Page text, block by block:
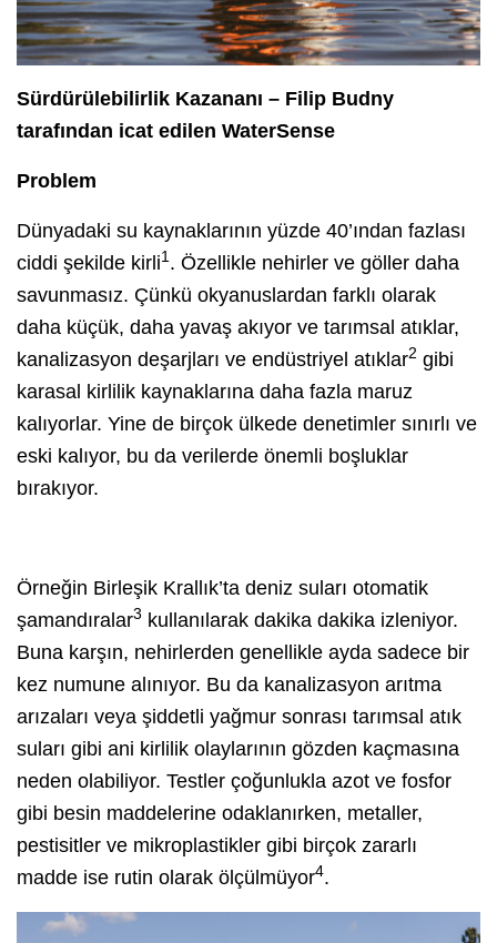
Sürdürülebilirlik Kazananı – Filip Budny
tarafından icat edilen WaterSense
Problem
Dünyadaki su kaynaklarının yüzde 40’ından fazlası
ciddi şekilde kirli1. Özellikle nehirler ve göller daha
savunmasız. Çünkü okyanuslardan farklı olarak
daha küçük, daha yavaş akıyor ve tarımsal atıklar,
kanalizasyon deşarjları ve endüstriyel atıklar2 gibi
karasal kirlilik kaynaklarına daha fazla maruz
kalıyorlar. Yine de birçok ülkede denetimler sınırlı ve
eski kalıyor, bu da verilerde önemli boşluklar
bırakıyor.
Örneğin Birleşik Krallık’ta deniz suları otomatik
şamandıralar3 kullanılarak dakika dakika izleniyor.
Buna karşın, nehirlerden genellikle ayda sadece bir
kez numune alınıyor. Bu da kanalizasyon arıtma
arızaları veya şiddetli yağmur sonrası tarımsal atık
suları gibi ani kirlilik olaylarının gözden kaçmasına
neden olabiliyor. Testler çoğunlukla azot ve fosfor
gibi besin maddelerine odaklanırken, metaller,
pestisitler ve mikroplastikler gibi birçok zararlı
madde ise rutin olarak ölçülmüyor4.